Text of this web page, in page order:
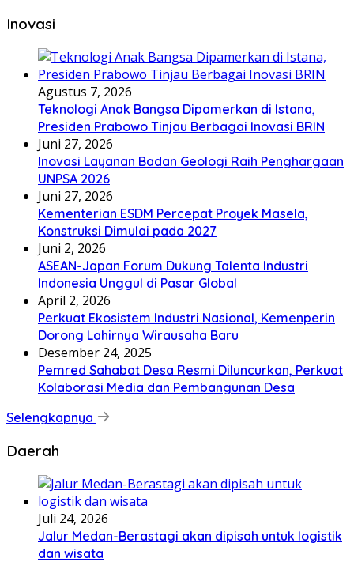
Inovasi
Agustus 7, 2026
Teknologi Anak Bangsa Dipamerkan di Istana,
Presiden Prabowo Tinjau Berbagai Inovasi BRIN
Juni 27, 2026
Inovasi Layanan Badan Geologi Raih Penghargaan
UNPSA 2026
Juni 27, 2026
Kementerian ESDM Percepat Proyek Masela,
Konstruksi Dimulai pada 2027
Juni 2, 2026
ASEAN-Japan Forum Dukung Talenta Industri
Indonesia Unggul di Pasar Global
April 2, 2026
Perkuat Ekosistem Industri Nasional, Kemenperin
Dorong Lahirnya Wirausaha Baru
Desember 24, 2025
Pemred Sahabat Desa Resmi Diluncurkan, Perkuat
Kolaborasi Media dan Pembangunan Desa
Selengkapnya
Daerah
Juli 24, 2026
Jalur Medan-Berastagi akan dipisah untuk logistik
dan wisata